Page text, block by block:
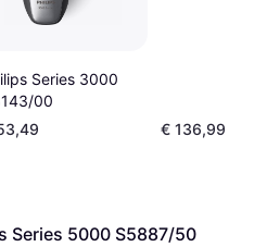
Series 3000
00
€ 136,99
Series 5000 S5887/50